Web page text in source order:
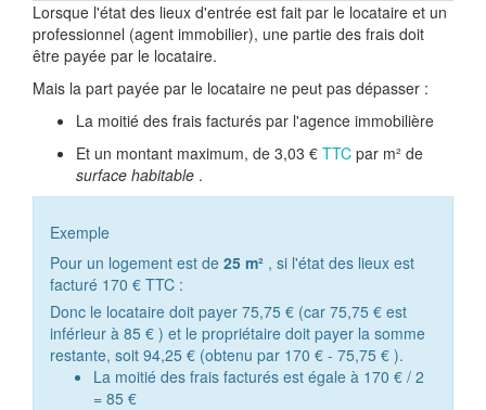
Lorsque l'état des lieux d'entrée est fait par le locataire et un
professionnel (agent immobilier), une partie des frais doit
être payée par le locataire.
Mais la part payée par le locataire ne peut pas dépasser :
La moitié des frais facturés par l'agence immobilière
Et un montant maximum, de 3,03 € TTC par m² de
surface habitable .
Exemple
Pour un logement est de 25 m² , si l'état des lieux est
facturé 170 € TTC :
Donc le locataire doit payer 75,75 € (car 75,75 € est
inférieur à 85 € ) et le propriétaire doit payer la somme
restante, soit 94,25 € (obtenu par 170 € - 75,75 € ).
La moitié des frais facturés est égale à 170 € / 2
= 85 €